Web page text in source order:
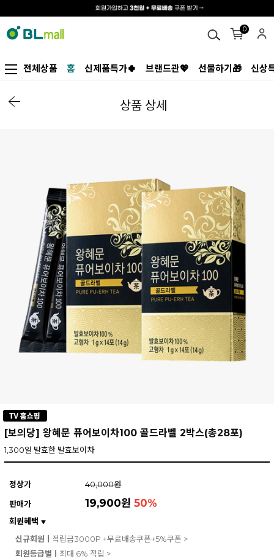
0
전체상품 홈 신제품특가🍀 브랜드관💖 선물하기🎁 신상
상품 상세
[보의당] 왕혜문 퓨어보이차100 골드라벨 2박스(총28포)
1,300일 발효한 발효보이차
정상가
40,000원
판매가
19,900원50%
회원혜택 ▼
신규회원ㅣ 적립금3000P +무료배송쿠폰+5%쿠폰 >
회원등급별ㅣ 최대 6% 적립 >